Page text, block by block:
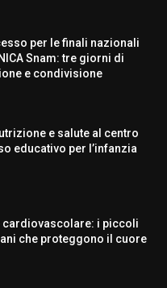
per le finali nazionali
Snam: tre giorni di
e condivisione
e salute al centro
educativo per l’infanzia
cardiovascolare: i piccoli
che proteggono il cuore